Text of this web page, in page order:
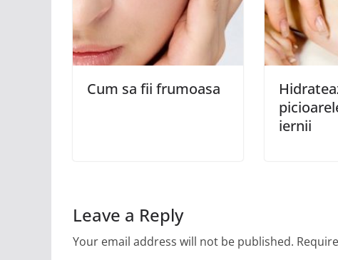
Cum sa fii frumoasa
iernii
Leave a Reply
Your email address will not be published.